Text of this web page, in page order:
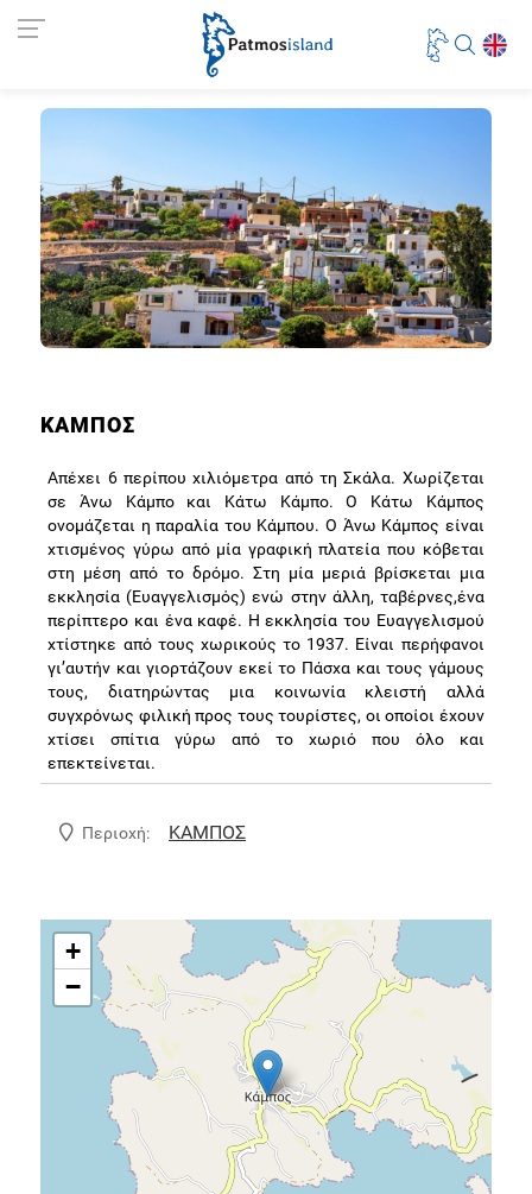
ΚΑΜΠΟΣ
Απέχει 6 περίπου χιλιόμετρα από τη Σκάλα. Χωρίζεται
σε Άνω Κάμπο και Κάτω Κάμπο. Ο Κάτω Κάμπος
ονομάζεται η παραλία του Κάμπου. Ο Άνω Κάμπος είναι
χτισμένος γύρω από μία γραφική πλατεία που κόβεται
στη μέση από το δρόμο. Στη μία μεριά βρίσκεται μια
εκκλησία (Ευαγγελισμός) ενώ στην άλλη, ταβέρνες,ένα
περίπτερο και ένα καφέ. Η εκκλησία του Ευαγγελισμού
χτίστηκε από τους χωρικούς το 1937. Είναι περήφανοι
γι’αυτήν και γιορτάζουν εκεί το Πάσχα και τους γάμους
τους, διατηρώντας μια κοινωνία κλειστή αλλά
συγχρόνως φιλική προς τους τουρίστες, οι οποίοι έχουν
χτίσει σπίτια γύρω από το χωριό που όλο και
επεκτείνεται.
Περιοχή: ΚΑΜΠΟΣ
+
−